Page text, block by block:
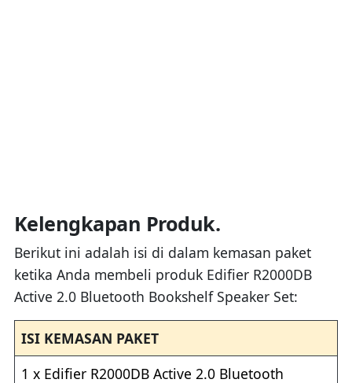
Kelengkapan Produk.
Berikut ini adalah isi di dalam kemasan paket
ketika Anda membeli produk Edifier R2000DB
Active 2.0 Bluetooth Bookshelf Speaker Set:
ISI KEMASAN PAKET
1 x Edifier R2000DB Active 2.0 Bluetooth